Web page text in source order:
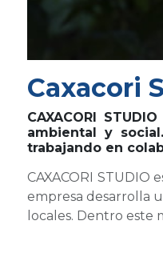
Caxacori
CAXACORI
ambiental y
trabajando en
CAXACORI
empresa desarrolla
locales. Dentro este